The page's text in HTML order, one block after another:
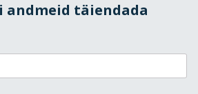
andmeid täiendada